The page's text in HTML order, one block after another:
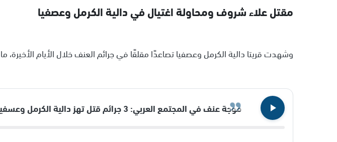
مقتل علاء شروف ومحاولة اغتيال في دالية الكرمل وعصفيا
وشهدت قريتا دالية الكرمل وعصفيا تصاعدًا مقلقًا في جرائم العنف خلال الأيام الأخيرة،
موجة عنف في المجتمع العربي: 3 جرائم قتل تهز دالية الكرمل وعسفيا وجسر الزرقاء